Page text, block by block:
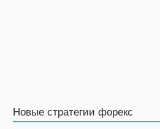
Новые стратегии форекс